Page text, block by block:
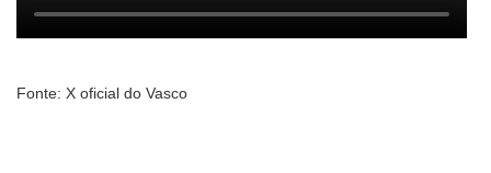
Fonte: X oficial do Vasco